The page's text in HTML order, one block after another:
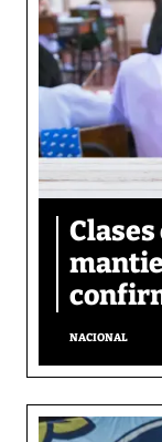
Clases
NACIONAL